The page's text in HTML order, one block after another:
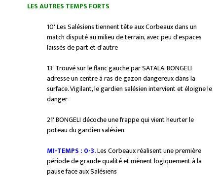
LES AUTRES TEMPS FORTS
10' Les Salésiens tiennent tête aux Corbeaux dans un
match disputé au milieu de terrain, avec peu d'espaces
laissés de part et d'autre
13' Trouvé sur le flanc gauche par SATALA, BONGELI
adresse un centre à ras de gazon dangereux dans la
surface. Vigilant, le gardien salésien intervient et éloigne le
danger
21' BONGELI décoche une frappe qui vient heurter le
poteau du gardien salésien
MI-TEMPS : 0-3.Les Corbeaux réalisent une première
période de grande qualité et mènent logiquement à la
pause face aux Salésiens